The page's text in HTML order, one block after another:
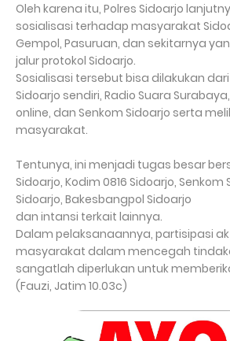
Oleh karena itu, Polres Sidoarjo
sosialisasi terhadap masyarakat
Gempol, Pasuruan, dan sekitarnya
jalur protokol Sidoarjo.
Sosialisasi tersebut bisa dilakukan dari
Sidoarjo sendiri, Radio Suara
online, dan Senkom Sidoarjo serta
masyarakat.
Tentunya, ini menjadi tugas besar
Sidoarjo, Kodim 0816 Sidoarjo, Senkom
Sidoarjo, Bakesbangpol Sidoarjo
dan intansi terkait lainnya.
Dalam pelaksanaannya, partisipasi
masyarakat dalam mencegah
sangatlah diperlukan untuk
(Fauzi, Jatim 10.03c)